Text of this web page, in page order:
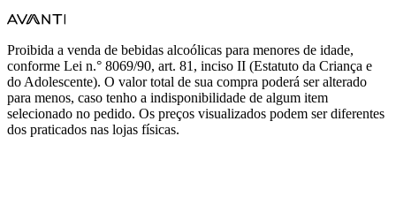
Proibida a venda de bebidas alcoólicas para menores de idade,
conforme Lei n.° 8069/90, art. 81, inciso II (Estatuto da Criança e
do Adolescente). O valor total de sua compra poderá ser alterado
para menos, caso tenho a indisponibilidade de algum item
selecionado no pedido. Os preços visualizados podem ser diferentes
dos praticados nas lojas físicas.